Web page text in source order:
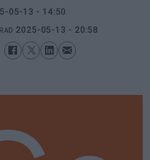
05-13 - 14:50
2025-05-13 - 20:58